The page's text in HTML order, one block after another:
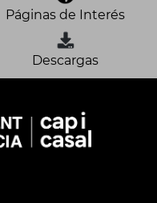
Páginas de Interés
Descargas